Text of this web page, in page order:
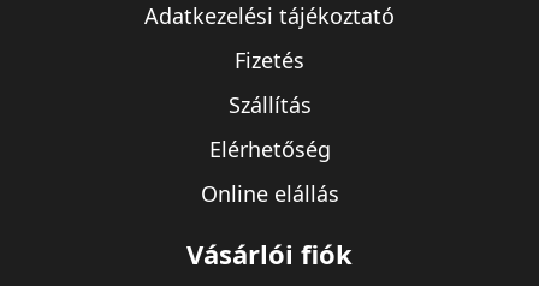
Adatkezelési tájékoztató
Fizetés
Szállítás
Elérhetőség
Online elállás
Vásárlói fiók